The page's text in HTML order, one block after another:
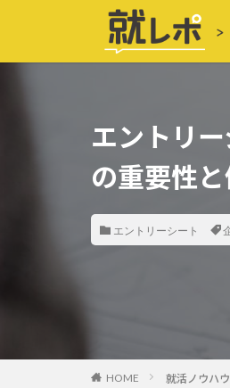
エントリ
の重要性
エントリーシート
HOME 就活ノウハウ